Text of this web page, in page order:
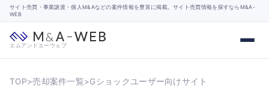
サイト売買・事業譲渡・個人M&Aなどの案件情報を豊富に掲載。サイト売買情報を探すならM&A-
WEB
エムアンドエーウェブ
TOP>売却案件一覧>Gショックユーザー向けサイト